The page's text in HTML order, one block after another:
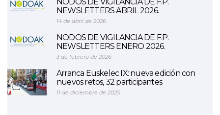
NODOS DE VIGILANCIA DE F.P.
NEWSLETTERS ABRIL 2026.
14 de abril de 2026
NODOS DE VIGILANCIA DE F.P.
NEWSLETTERS ENERO 2026.
3 de febrero de 2026
Arranca Euskelec IX: nueva edición con
nuevos retos, 32 participantes
11 de diciembre de 2025